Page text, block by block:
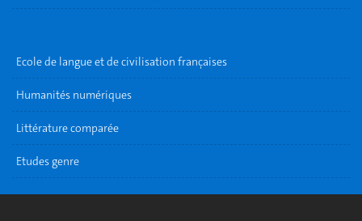
Ecole de langue et de civilisation françaises
Humanités numériques
Littérature comparée
Etudes genre